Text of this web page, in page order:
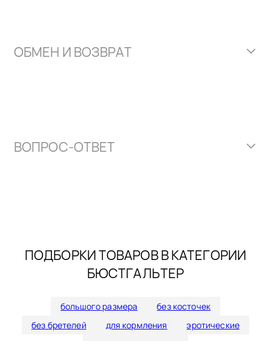
ОБМЕН И ВОЗВРАТ
ВОПРОС-ОТВЕТ
ПОДБОРКИ ТОВАРОВ В КАТЕГОРИИ
БЮСТГАЛЬТЕР
большого размера
без косточек
без бретелей
для кормления
эротические